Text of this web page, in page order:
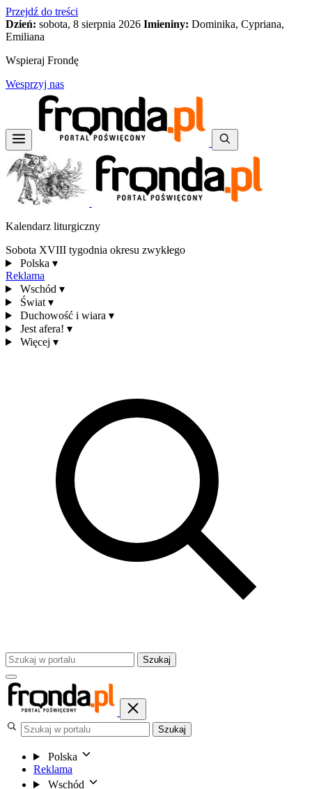
Przejdź do treści
Dzień: sobota, 8 sierpnia 2026 Imieniny: Dominika, Cypriana,
Emiliana
Wspieraj Frondę
Wesprzyj nas
Kalendarz liturgiczny
Sobota XVIII tygodnia okresu zwykłego
Polska ▾
Reklama
Wschód ▾
Świat ▾
Duchowość i wiara ▾
Jest afera! ▾
Więcej ▾
Szukaj
Szukaj
Polska
Reklama
Wschód